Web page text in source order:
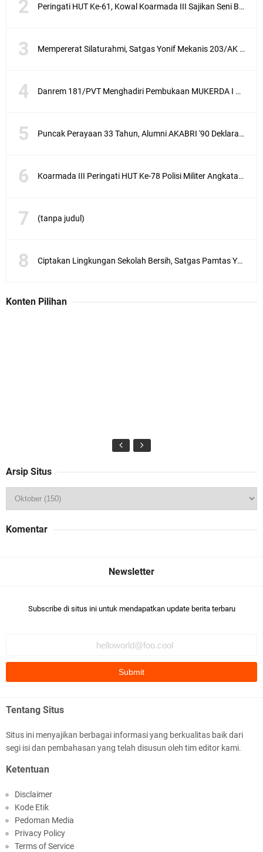
Peringati HUT Ke-61, Kowal Koarmada III Sajikan Seni Budaya Khas Papua
Mempererat Silaturahmi, Satgas Yonif Mekanis 203/AK Laksanakan Anjangsana Bersama Babinsa
Danrem 181/PVT Menghadiri Pembukaan MUKERDA I Majelis Daerah GPdI Provinsi PBD
Puncak Perayaan 33 Tahun, Alumni AKABRI '90 Deklarasikan Pemilu Damai Serentak Tahun 2024
Koarmada III Peringati HUT Ke-78 Polisi Militer Angkatan Laut
(tanpa judul)
Ciptakan Lingkungan Sekolah Bersih, Satgas Pamtas Yonif 711/Rks Melaksanakan Karya Bakti
Konten Pilihan
Arsip Situs
Komentar
Subscribe di situs ini untuk mendapatkan update berita terbaru
Tentang Situs
Situs ini menyajikan berbagai informasi yang berkualitas baik dari
segi isi dan pembahasan yang telah disusun oleh tim editor kami.
Ketentuan
Disclaimer
Kode Etik
Pedoman Media
Privacy Policy
Terms of Service